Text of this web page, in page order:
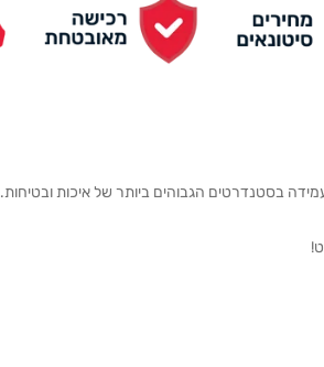
בסטנדרטים הגבוהים ביותר של איכות ובטיחות.